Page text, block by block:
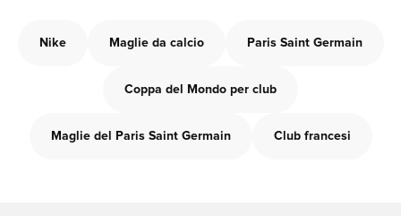
Nike Maglie da calcio Paris Saint Germain
Coppa del Mondo per club
Maglie del Paris Saint Germain Club francesi